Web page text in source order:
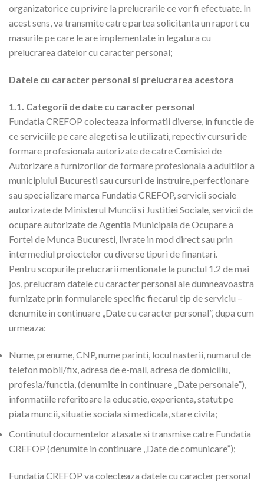
organizatorice cu privire la prelucrarile ce vor fi efectuate. In
acest sens, va transmite catre partea solicitanta un raport cu
masurile pe care le are implementate in legatura cu
prelucrarea datelor cu caracter personal;
Datele cu caracter personal si prelucrarea acestora
1.1. Categorii de date cu caracter personal
Fundatia CREFOP colecteaza informatii diverse, in functie de
ce serviciile pe care alegeti sa le utilizati, repectiv cursuri de
formare profesionala autorizate de catre Comisiei de
Autorizare a furnizorilor de formare profesionala a adultilor a
municipiului Bucuresti sau cursuri de instruire, perfectionare
sau specializare marca Fundatia CREFOP, servicii sociale
autorizate de Ministerul Muncii si Justitiei Sociale, servicii de
ocupare autorizate de Agentia Municipala de Ocupare a
Fortei de Munca Bucuresti, livrate in mod direct sau prin
intermediul proiectelor cu diverse tipuri de finantari.
Pentru scopurile prelucrarii mentionate la punctul 1.2 de mai
jos, prelucram datele cu caracter personal ale dumneavoastra
furnizate prin formularele specific fiecarui tip de serviciu –
denumite in continuare „Date cu caracter personal”, dupa cum
urmeaza:
Nume, prenume, CNP, nume parinti, locul nasterii, numarul de
telefon mobil/fix, adresa de e-mail, adresa de domiciliu,
profesia/functia, (denumite in continuare „Date personale”),
informatiile referitoare la educatie, experienta, statut pe
piata muncii, situatie sociala si medicala, stare civila;
Continutul documentelor atasate si transmise catre Fundatia
CREFOP (denumite in continuare „Date de comunicare”);
Fundatia CREFOP va colecteaza datele cu caracter personal